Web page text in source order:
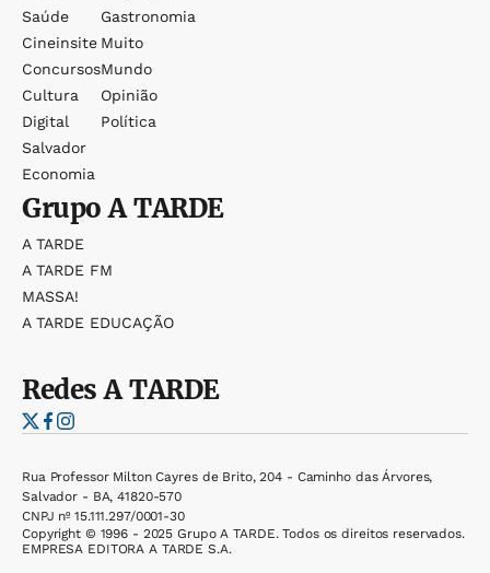
Saúde
Cineinsite
Concursos
Cultura
Digital
Salvador
Economia
Gastronomia
Muito
Mundo
Opinião
Política
GrupoA TARDE
A TARDE
A TARDE FM
MASSA!
A TARDE EDUCAÇÃO
RedesA TARDE
Rua Professor Milton Cayres de Brito, 204 - Caminho das Árvores,
Salvador - BA, 41820-570
CNPJ nº 15.111.297/0001-30
Copyright © 1996 - 2025 Grupo A TARDE. Todos os direitos reservados.
EMPRESA EDITORA A TARDE S.A.